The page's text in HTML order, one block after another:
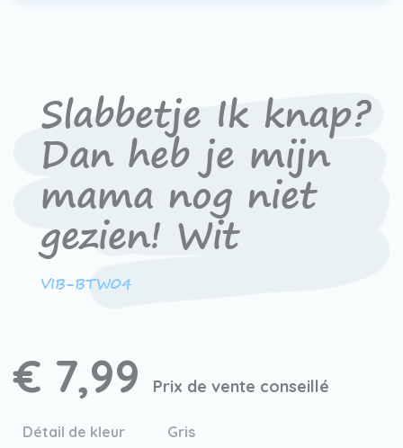
Slabbetje Ik knap?
Dan heb je mijn
mama nog niet
gezien! Wit
VIB-BTW04
€ 7,99 Prix de vente conseillé
Détail de kleur
Gris